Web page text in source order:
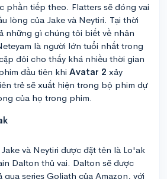
phần tiếp theo. Flatters sẽ đóng vai
lòng của Jake và Neytiri. Tại thời
những gì chúng tôi biết về nhân
là người lớn tuổi nhất trong
đôi cho thấy khá nhiều thời gian
đầu tiên khi Avatar 2 xảy
trẻ sẽ xuất hiện trong bộ phim dự
của họ trong phim.
và Neytiri được đặt tên là Lo'ak
Dalton thủ vai. Dalton sẽ được
series Goliath của Amazon, với